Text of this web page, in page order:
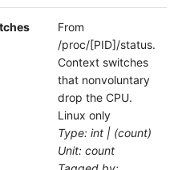
From
/proc/[PID]/status.
Context switches
that nonvoluntary
drop the CPU.
Linux only
Type: int | (count)
Unit: count